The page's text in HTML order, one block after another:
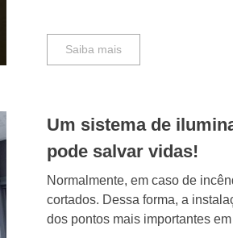
Saiba mais
Um sistema de
pode salvar vidas!
Normalmente, em caso de
cortados. Dessa forma, a
dos pontos mais importantes